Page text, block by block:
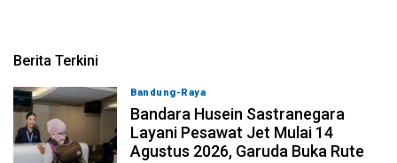
Berita Terkini
Bandung-Raya
Bandara Husein Sastranegara
Layani Pesawat Jet Mulai 14
Agustus 2026, Garuda Buka Rute